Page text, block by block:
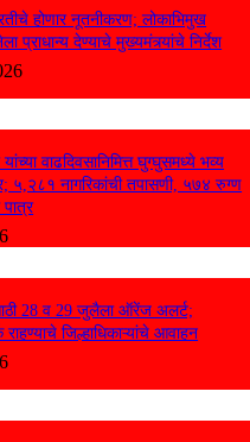
होणार नूतनीकरण; लोकाभिमुख
प्राधान्य देण्याचे मुख्यमंत्र्यांचे निर्देश
वाढदिवसानिमित्त घुग्घुसमध्ये भव्य
५,२८१ नागरिकांची तपासणी, ५७४ रुग्ण
28 व 29 जुलैला ऑरेंज अलर्ट;
राहण्याचे जिल्हाधिकाऱ्यांचे आवाहन